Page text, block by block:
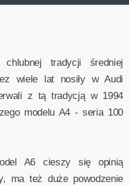
tradycji średniej
wiele lat nosiły w Audi
z tą tradycją w 1994
modelu A4 - seria 100
A6 cieszy się opinią
ma też duże powodzenie